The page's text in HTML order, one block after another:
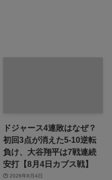
ドジャース4連敗はなぜ？
初回3点が消えた5-10逆転
負け、大谷翔平は7戦連続
安打【8月4日カブス戦】
2026年8月4日